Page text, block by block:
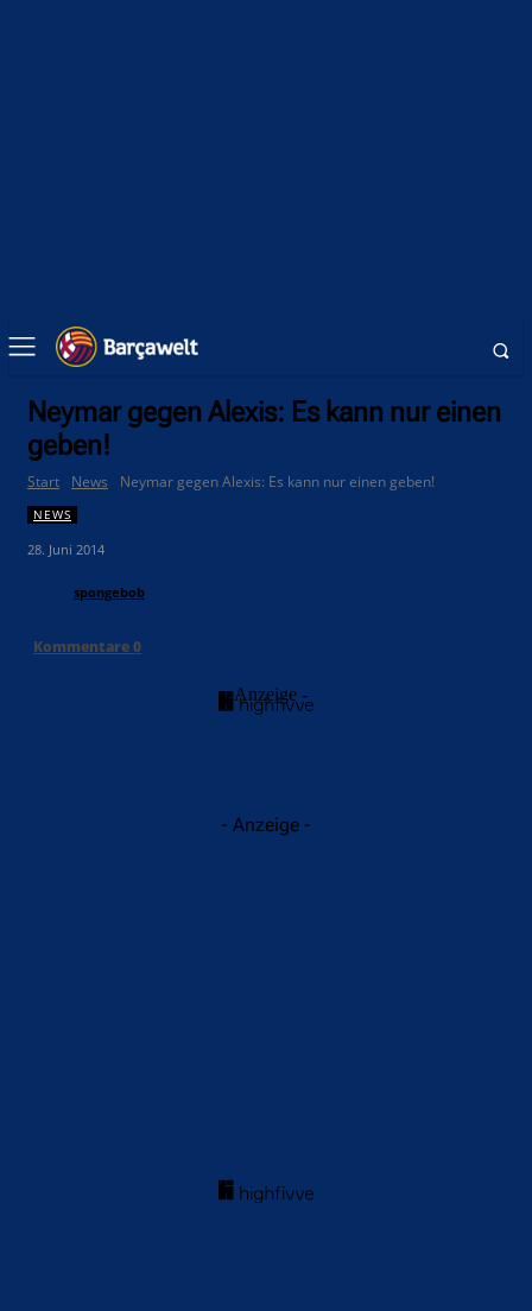
Neymar gegen Alexis: Es kann nur einen
geben!
Start News Neymar gegen Alexis: Es kann nur einen geben!
NEWS
28. Juni 2014
spongebob
Kommentare0
- Anzeige -
- Anzeige -